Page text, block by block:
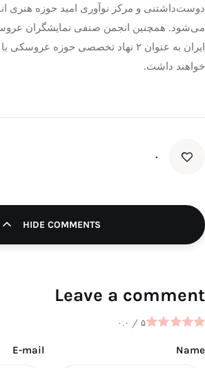
دوست‌داشتنی و مرکز نوآوری امید حوزه هنری
می‌شود. همچنین انجمن صنفی نمایشگران
ایران به عنوان ۲ نهاد تخصصی حوزه
خواهند داشت.
۰
HIDE COMMENTS
Leave a comment
۰.۰ / ۵
Name
E-mail